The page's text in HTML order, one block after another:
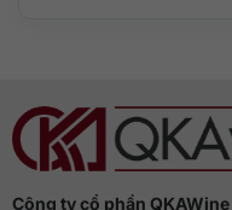
Công ty cổ phần QKAWine